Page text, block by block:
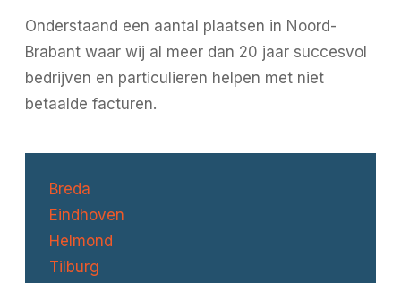
Onderstaand een aantal plaatsen in Noord-
Brabant waar wij al meer dan 20 jaar succesvol
bedrijven en particulieren helpen met niet
betaalde facturen.
Breda
Eindhoven
Helmond
Tilburg